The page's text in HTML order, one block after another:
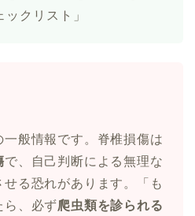
クリスト」
般情報です。脊椎損傷は
で、自己判断による無理な
る恐れがあります。「も
ら、必ず爬虫類を診られる